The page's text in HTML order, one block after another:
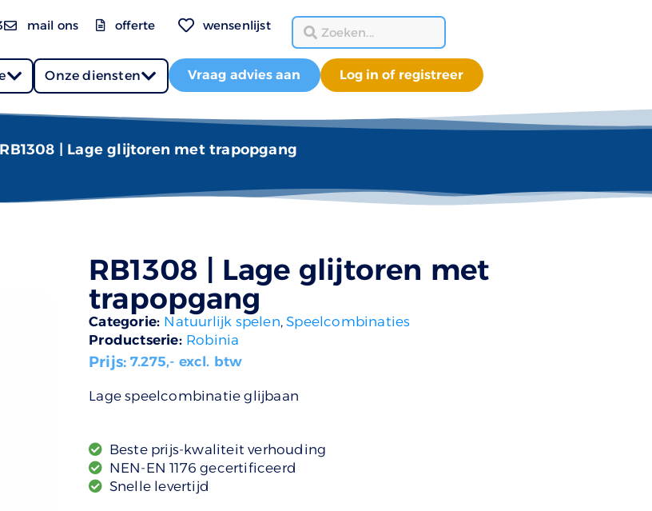
mail ons offerte wensenlijst
Onze diensten Vraag advies aan Log in of registreer
RB1308 | Lage glijtoren met trapopgang
RB1308 | Lage glijtoren met
trapopgang
Categorie: Natuurlijk spelen, Speelcombinaties
Productserie: Robinia
Prijs:7.275,- excl. btw
Lage speelcombinatie glijbaan
Beste prijs-kwaliteit verhouding
NEN-EN 1176 gecertificeerd
Snelle levertijd